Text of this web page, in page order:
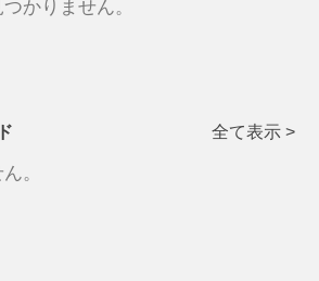
かりません。
全て表示 >
。